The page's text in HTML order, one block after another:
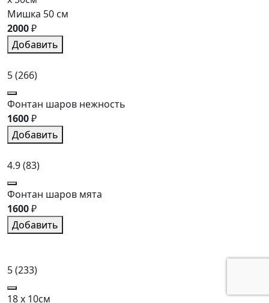
Мишка 50 см
2000₽
Добавить
5(266)
Фонтан шаров нежность
1600₽
Добавить
4.9(83)
Фонтан шаров мята
1600₽
Добавить
5(233)
18 x 10см